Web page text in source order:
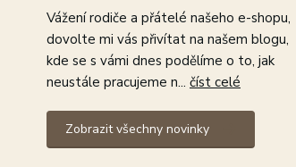
Vážení rodiče a přátelé našeho e-shopu,
dovolte mi vás přivítat na našem blogu,
kde se s vámi dnes podělíme o to, jak
neustále pracujeme n... číst celé
Zobrazit všechny novinky